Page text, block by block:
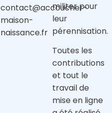
contact@accoucher-
maison-
naissance.fr
militer pour
leur
pérennisation.
Toutes les
contributions
et tout le
travail de
mise en ligne